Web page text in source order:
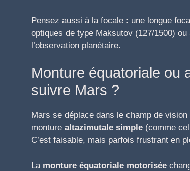
Pensez aussi à la focale : une longue
optiques de type Maksutov (127/1500)
l’observation planétaire.
Monture équatoriale ou
suivre Mars ?
Mars se déplace dans le champ de
monture altazimutale simple (comme
C’est faisable, mais parfois frustrant en
La monture équatoriale motorisée